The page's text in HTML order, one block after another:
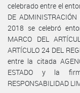
celebrado entre el
DE
2018 se celebró
MARCO DEL
ARTÍCULO 24 DEL
entre la citada
ESTADO y la
RESPONSABILIDAD